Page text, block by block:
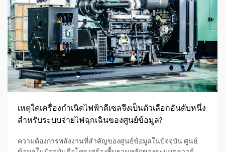
เหตุใดเครื่องกำเนิดไฟฟ้าดีเซลจึงเป็นตัวเลือกอันดับหนึ่ง
สำหรับระบบจ่ายไฟฉุกเฉินของศูนย์ข้อมูล?
ความต้องการพลังงานที่สำคัญของศูนย์ข้อมูลในปัจจุบัน ศูนย์